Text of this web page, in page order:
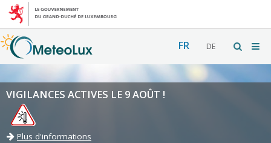
FR DE
VIGILANCES ACTIVES LE 9 AOÛT !
Plus d'informations